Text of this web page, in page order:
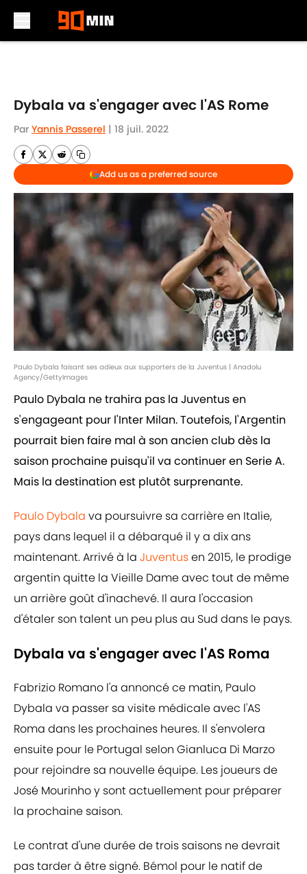
Dybala va s'engager avec l'AS Rome
Par Yannis Passerel | 18 juil. 2022
Add us as a preferred source
Paulo Dybala faisant ses adieux aux supporters de la Juventus | Anadolu
Agency/GettyImages
Paulo Dybala ne trahira pas la Juventus en
s'engageant pour l'Inter Milan. Toutefois, l'Argentin
pourrait bien faire mal à son ancien club dès la
saison prochaine puisqu'il va continuer en Serie A.
Mais la destination est plutôt surprenante.
Paulo Dybala va poursuivre sa carrière en Italie,
pays dans lequel il a débarqué il y a dix ans
maintenant. Arrivé à la Juventusen 2015, le prodige
argentin quitte la Vieille Dame avec tout de même
un arrière goût d'inachevé. Il aura l'occasion
d'étaler son talent un peu plus au Sud dans le pays.
Dybala va s'engager avec l'AS Roma
Fabrizio Romano l'a annoncé ce matin, Paulo
Dybala va passer sa visite médicale avec l'AS
Roma dans les prochaines heures. Il s'envolera
ensuite pour le Portugal selon Gianluca Di Marzo
pour rejoindre sa nouvelle équipe. Les joueurs de
José Mourinho y sont actuellement pour préparer
la prochaine saison.
Le contrat d'une durée de trois saisons ne devrait
pas tarder à être signé. Bémol pour le natif de